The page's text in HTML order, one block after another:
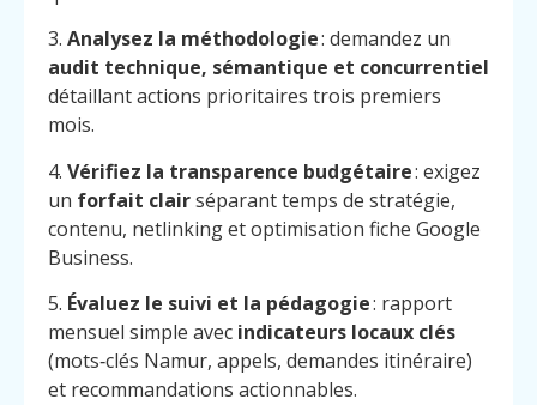
3. Analysez la méthodologie: demandez un
audit technique, sémantique et concurrentiel
détaillant actions prioritaires trois premiers
mois.
4. Vérifiez la transparence budgétaire: exigez
un forfait clairséparant temps de stratégie,
contenu, netlinking et optimisation fiche Google
Business.
5. Évaluez le suivi et la pédagogie: rapport
mensuel simple avec indicateurs locaux clés
(mots‑clés Namur, appels, demandes itinéraire)
et recommandations actionnables.